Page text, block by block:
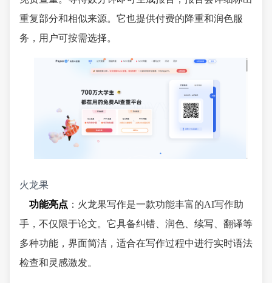
重复部分和相似来源。它也提供付费的降重和润色服
务，用户可按需选择。
火龙果
功能亮点 ：火龙果写作是一款功能丰富的AI写作助
手，不仅限于论文。它具备纠错、润色、续写、翻译等
多种功能，界面简洁，适合在写作过程中进行实时语法
检查和灵感激发。